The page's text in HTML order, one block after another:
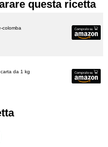
questa ricetta
colomba
da 1 kg